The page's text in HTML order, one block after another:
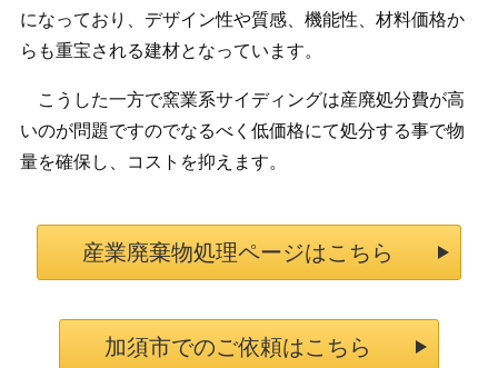
になっており、デザイン性や質感、機能性、材料価格か
らも重宝される建材となっています。
こうした一方で窯業系サイディングは産廃処分費が高
いのが問題ですのでなるべく低価格にて処分する事で物
量を確保し、コストを抑えます。
産業廃棄物処理ページはこちら
加須市でのご依頼はこちら